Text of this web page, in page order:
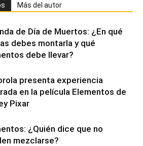
Más del autor
de Día de Muertos: ¿En qué
debes montarla y qué
debe llevar?
presenta experiencia
en la película Elementos de
Pixar
¿Quién dice que no
mezclarse?